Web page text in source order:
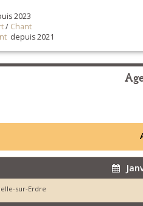
2023
/ Chant
depuis 2021
sur-Erdre